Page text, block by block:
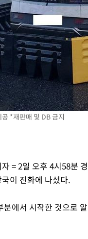
5062억 세탁…19명 검거
지 광주 군공항 기능 다른 군
낙하…K리그 전구장 긴급 점검
상행선 무정차 통과 종료
매수 사이드카' 발동
원
오른 807.66 개장
오른 6306.33 개장
차 통과…"집회·시위"
이행과 방해금지 촉구
응…이건 체스게임"
*재판매 및 DB 금지
= 2일 오후 4시58분
이 진화에 나섰다.
분에서 시작한 것으로